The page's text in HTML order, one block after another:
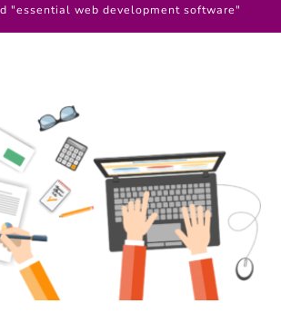
"essential web development software"